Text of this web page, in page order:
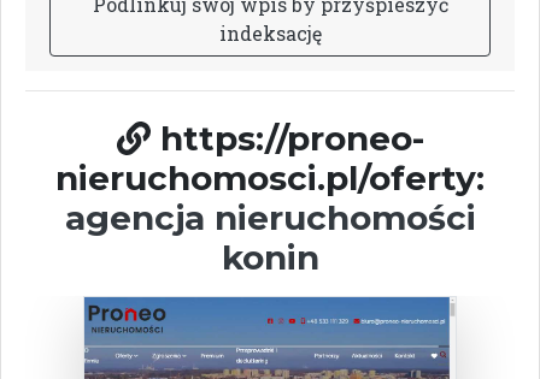
indeksację
https://proneo-
nieruchomosci.pl/oferty:
agencja nieruchomości
konin